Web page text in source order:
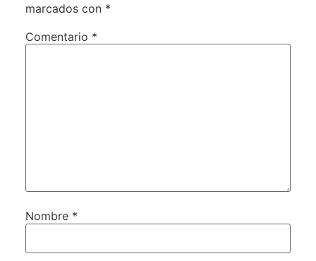
marcados con *
Comentario *
Nombre *